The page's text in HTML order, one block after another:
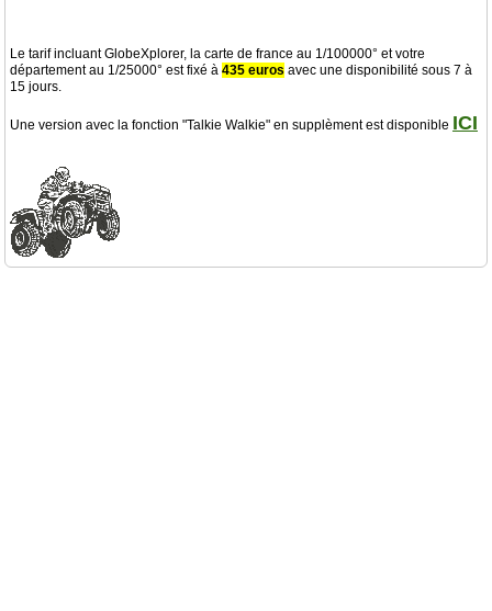
Le tarif incluant GlobeXplorer, la carte de france au 1/100000° et votre
département au 1/25000° est fixé à 435 euros avec une disponibilité sous 7 à
15 jours.
Une version avec la fonction "Talkie Walkie" en supplèment est disponible ICI